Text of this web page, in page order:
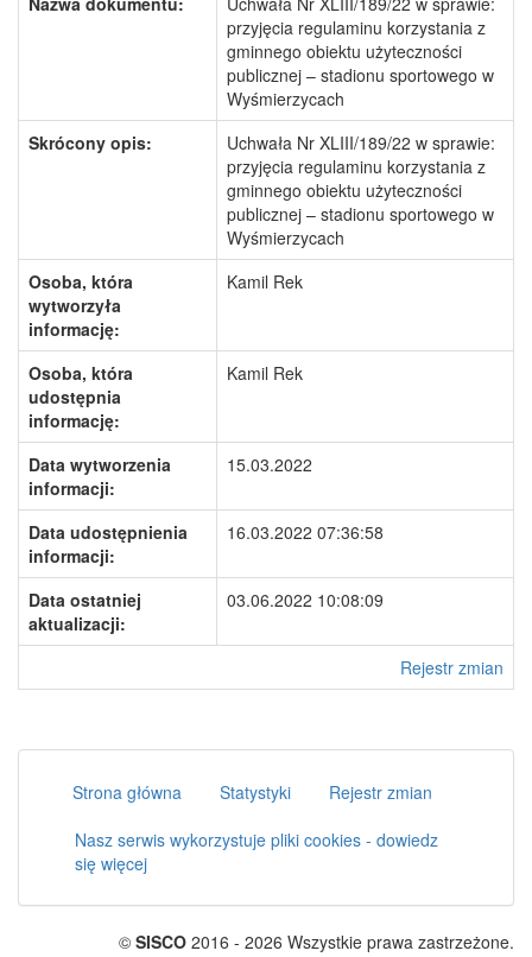
przyjęcia regulaminu korzystania z
gminnego obiektu użyteczności
publicznej – stadionu sportowego w
Wyśmierzycach
Skrócony opis:
Uchwała Nr XLIII/189/22 w sprawie:
przyjęcia regulaminu korzystania z
gminnego obiektu użyteczności
publicznej – stadionu sportowego w
Wyśmierzycach
Osoba, która
wytworzyła
informację:
Kamil Rek
Osoba, która
udostępnia
informację:
Kamil Rek
Data wytworzenia
informacji:
15.03.2022
Data udostępnienia
informacji:
16.03.2022 07:36:58
Data ostatniej
aktualizacji:
03.06.2022 10:08:09
Rejestr zmian
Strona główna Statystyki
Rejestr zmian
Nasz serwis wykorzystuje pliki cookies - dowiedz
się więcej
© SISCO 2016 - 2026 Wszystkie prawa zastrzeżone.